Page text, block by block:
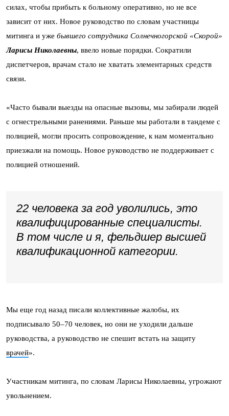
силах, чтобы прибыть к больному оперативно, но не все
зависит от них. Новое руководство по словам участницы
митинга и уже бывшего сотрудника Солнечногорской «Скорой»
Ларисы Николаевны, ввело новые порядки. Сократили
диспетчеров, врачам стало не хватать элементарных средств
связи.
«Часто бывали выезды на опасные вызовы, мы забирали людей
с огнестрельными ранениями. Раньше мы работали в тандеме с
полицией, могли просить сопровождение, к нам моментально
приезжали на помощь. Новое руководство не поддерживает с
полицией отношений.
22 человека за год уволились, это
квалифицированные специалисты.
В том числе и я, фельдшер высшей
квалификационной категории.
Мы еще год назад писали коллективные жалобы, их
подписывало 50–70 человек, но они не уходили дальше
руководства, а руководство не спешит встать на защиту
врачей».
Участникам митинга, по словам Ларисы Николаевны, угрожают
увольнением.